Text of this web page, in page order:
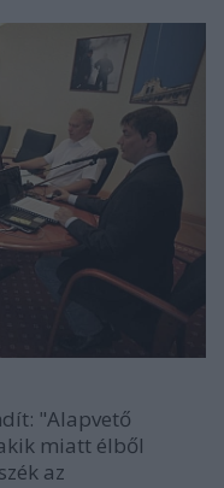
"Alapvető
miatt élből
az